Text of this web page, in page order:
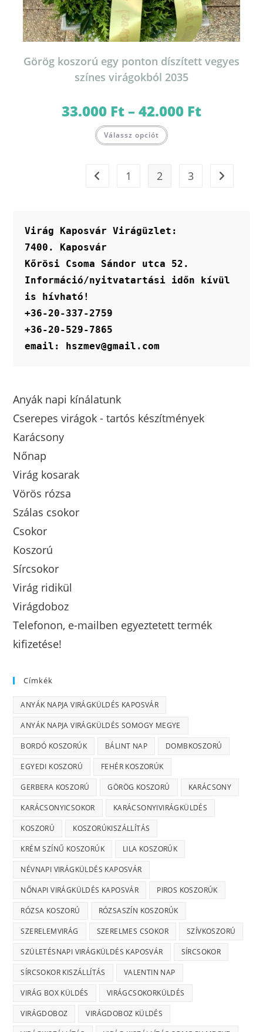
Görög koszorú egy ponton díszített vegyes
színes virágokból 2035
33.000 Ft–42.000 Ft33.000 Ft
Válassz opciót a
1 2 3
Virág Kaposvár Virágüzlet:
7400. Kaposvár
Kőrösi Csoma Sándor utca 52.
Információ/nyitvatartási időn kívül
is hívható!
+36-20-337-2759
+36-20-529-7865
email: hszmev@gmail.com
Anyák napi kínálatunk
Cserepes virágok - tartós készítmények
Karácsony
Nőnap
Virág kosarak
Vörös rózsa
Szálas csokor
Csokor
Koszorú
Sírcsokor
Virág ridikül
Virágdoboz
Telefonon, e-mailben egyeztetett termék
kifizetése!
Címkék
ANYÁK NAPJA VIRÁGKÜLDÉS KAPOSVÁR
ANYÁK NAPJA VIRÁGKÜLDÉS SOMOGY MEGYE
BORDÓ KOSZORÚK BÁLINT NAP DOMBKOSZORÚ
EGYEDI KOSZORÚ FEHÉR KOSZORÚK
GERBERA KOSZORÚ GÖRÖG KOSZORÚ KARÁCSONY
KARÁCSONYICSOKOR KARÁCSONYIVIRÁGKÜLDÉS
KOSZORÚ KOSZORÚKISZÁLLÍTÁS
KRÉM SZÍNŰ KOSZORÚK LILA KOSZORÚK
NÉVNAPI VIRÁGKÜLDÉS KAPOSVÁR
NŐNAPI VIRÁGKÜLDÉS KAPOSVÁR PIROS KOSZORÚK
RÓZSA KOSZORÚ RÓZSASZÍN KOSZORÚK
SZERELEMVIRÁG SZERELMES CSOKOR SZÍVKOSZORÚ
SZÜLETÉSNAPI VIRÁGKÜLDÉS KAPOSVÁR SÍRCSOKOR
SÍRCSOKOR KISZÁLLÍTÁS VALENTIN NAP
VIRÁG BOX KÜLDÉS VIRÁGCSOKORKÜLDÉS
VIRÁGDOBOZ VIRÁGDOBOZ KÜLDÉS